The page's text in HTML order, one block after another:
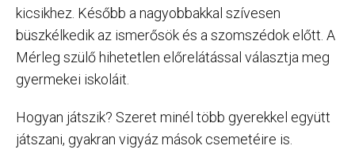
kicsikhez. Később a nagyobbakkal szívesen
büszkélkedik az ismerősök és a szomszédok előtt. A
Mérleg szülő hihetetlen előrelátással választja meg
gyermekei iskoláit.
Hogyan játszik? Szeret minél több gyerekkel együtt
játszani, gyakran vigyáz mások csemetéire is.